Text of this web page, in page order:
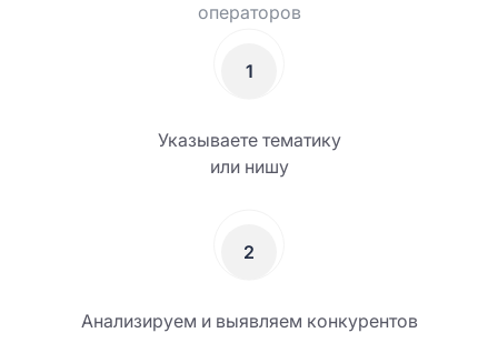
операторов
1
Указываете тематику
или нишу
2
Анализируем и выявляем конкурентов